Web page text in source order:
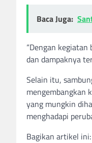
Baca Juga:
“Dengan
dan dampaknya
Selain itu,
mengembangkan
yang mungkin
menghadapi
Bagikan artikel ini: